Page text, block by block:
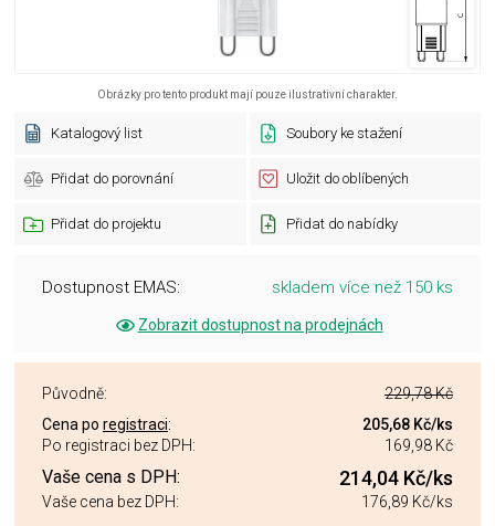
Obrázky pro tento produkt mají pouze ilustrativní charakter.
Katalogový list Soubory ke stažení
Přidat do porovnání Uložit do oblíbených
Přidat do projektu Přidat do nabídky
Dostupnost EMAS: skladem více než 150 ks
Zobrazit dostupnost na prodejnách
Původně:
229,78 Kč
Cena po registraci: 205,68 Kč/ks
Po registraci bez DPH:
169,98 Kč
Vaše cena s DPH: 214,04 Kč/ks
Vaše cena bez DPH: 176,89 Kč/ks